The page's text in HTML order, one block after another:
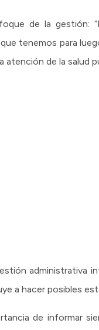
de la gestión:
tenemos para
de la salud
administrativa
a hacer posibles
de informar